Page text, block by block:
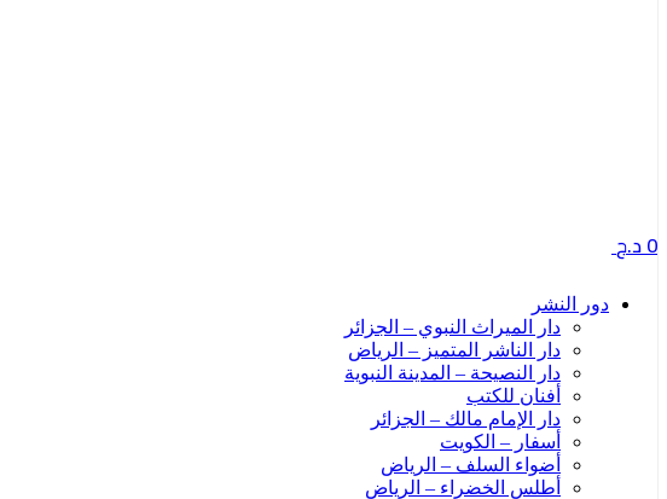
0د.ج
دور النشر
دار الميراث النبوي – الجزائر
دار الناشر المتميز – الرياض
دار النصيحة – المدينة النبوية
أفنان للكتب
دار الإمام مالك – الجزائر
أسفار – الكويت
أضواء السلف – الرياض
أطلس الخضراء – الرياض